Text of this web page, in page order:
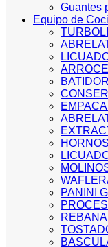
Guantes
Equipo de
PANINI